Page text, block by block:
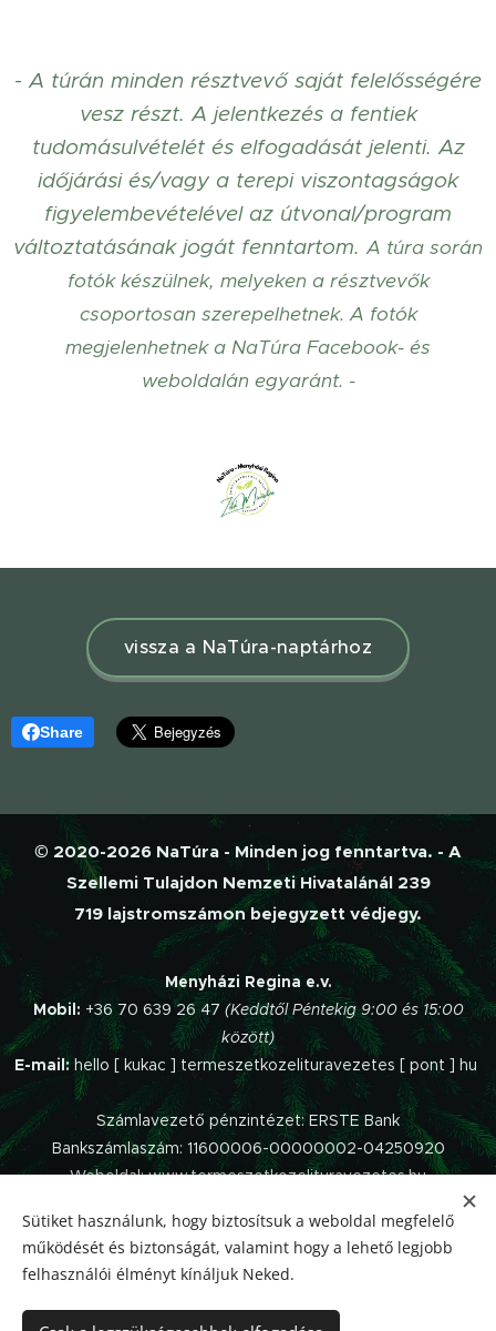
- A túrán minden résztvevő saját felelősségére
vesz részt. A jelentkezés a fentiek
tudomásulvételét és elfogadását jelenti. Az
időjárási és/vagy a terepi viszontagságok
figyelembevételével az útvonal/program
változtatásának jogát fenntartom. A túra során
fotók készülnek, melyeken a résztvevők
csoportosan szerepelhetnek. A fotók
megjelenhetnek a NaTúra Facebook- és
weboldalán egyaránt. -
vissza a NaTúra-naptárhoz
Share
© 2020-2026 NaTúra - Minden jog fenntartva. - A
Szellemi Tulajdon Nemzeti Hivatalánál 239
719 lajstromszámon bejegyzett védjegy.
Menyházi Regina e.v.
Mobil: +36 70 639 26 47 (Keddtől Péntekig 9:00 és 15:00
között)
E-mail:hello [ kukac ] termeszetkozelituravezetes [ pont ] hu
Számlavezető pénzintézet: ERSTE Bank
Bankszámlaszám: 11600006-00000002-04250920
Weboldal: www.termeszetkozelituravezetes.hu
Az oldalt a Webnodeműködteti.
Impresszum
Panaszkezelési szabályzat
Adatvédelmi Tájékoztató
Sütiket használunk, hogy biztosítsuk a weboldal megfelelő
működését és biztonságát, valamint hogy a lehető legjobb
felhasználói élményt kínáljuk Neked.